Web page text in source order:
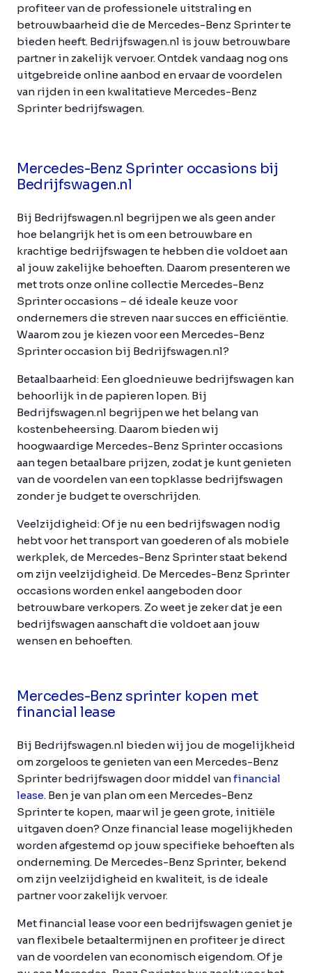
profiteer van de professionele uitstraling en
betrouwbaarheid die de Mercedes-Benz Sprinter te
bieden heeft. Bedrijfswagen.nl is jouw betrouwbare
partner in zakelijk vervoer. Ontdek vandaag nog ons
uitgebreide online aanbod en ervaar de voordelen
van rijden in een kwalitatieve Mercedes-Benz
Sprinter bedrijfswagen.
Mercedes-Benz Sprinter occasions bij
Bedrijfswagen.nl
Bij Bedrijfswagen.nl begrijpen we als geen ander
hoe belangrijk het is om een betrouwbare en
krachtige bedrijfswagen te hebben die voldoet aan
al jouw zakelijke behoeften. Daarom presenteren we
met trots onze online collectie Mercedes-Benz
Sprinter occasions – dé ideale keuze voor
ondernemers die streven naar succes en efficiëntie.
Waarom zou je kiezen voor een Mercedes-Benz
Sprinter occasion bij Bedrijfswagen.nl?
Betaalbaarheid: Een gloednieuwe bedrijfswagen kan
behoorlijk in de papieren lopen. Bij
Bedrijfswagen.nl begrijpen we het belang van
kostenbeheersing. Daarom bieden wij
hoogwaardige Mercedes-Benz Sprinter occasions
aan tegen betaalbare prijzen, zodat je kunt genieten
van de voordelen van een topklasse bedrijfswagen
zonder je budget te overschrijden.
Veelzijdigheid:Of je nu een bedrijfswagen nodig
hebt voor het transport van goederen of als mobiele
werkplek, de Mercedes-Benz Sprinter staat bekend
om zijn veelzijdigheid. De Mercedes-Benz Sprinter
occasions worden enkel aangeboden door
betrouwbare verkopers. Zo weet je zeker dat je een
bedrijfswagen aanschaft die voldoet aan jouw
wensen en behoeften.
Mercedes-Benz sprinter kopen met
financial lease
Bij Bedrijfswagen.nl bieden wij jou de mogelijkheid
om zorgeloos te genieten van een Mercedes-Benz
Sprinter bedrijfswagen door middel vanfinancial
lease. Ben je van plan om een Mercedes-Benz
Sprinter te kopen, maar wil je geen grote, initiële
uitgaven doen? Onze financial lease mogelijkheden
worden afgestemd op jouw specifieke behoeften als
onderneming. De Mercedes-Benz Sprinter, bekend
om zijn veelzijdigheid en kwaliteit, is de ideale
partner voor zakelijk vervoer.
Met financial lease voor een bedrijfswagen geniet je
van flexibele betaaltermijnen en profiteer je direct
van de voordelen van economisch eigendom. Of je